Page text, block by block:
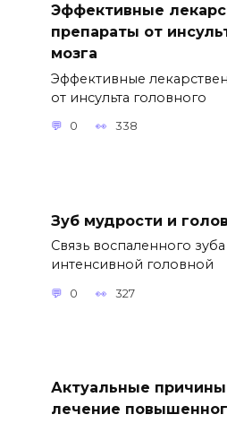
Эффективные
препараты от
мозга
Эффективные
от инсульта головного
0 338
Зуб мудрости и
Связь воспаленного
интенсивной головной
0 327
Актуальные
лечение